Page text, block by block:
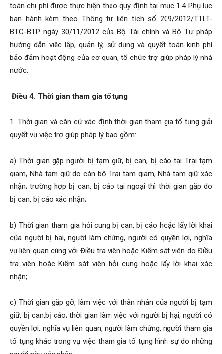
toán chi phí được thực hiện theo quy định tại mục 1.4 Phụ lục
ban hành kèm theo Thông tư liên tịch số 209/2012/TTLT-
BTC-BTP ngày 30/11/2012 của Bộ Tài chính và Bộ Tư pháp
hướng dẫn việc lập, quản lý, sử dụng và quyết toán kinh phí
bảo đảm hoạt động của cơ quan, tổ chức trợ giúp pháp lý nhà
nước.
Điều 4. Thời gian tham gia tố tụng
1. Thời gian và căn cứ xác định thời gian tham gia tố tụng giải
quyết vụ việc trợ giúp pháp lý bao gồm:
a) Thời gian gặp người bị tạm giữ, bị can, bị cáo tại Trại tạm
giam, Nhà tạm giữ do cán bộ Trại tạm giam, Nhà tạm giữ xác
nhận; trường hợp bị can, bị cáo tại ngoại thì thời gian gặp do
bị can, bị cáo xác nhận;
b) Thời gian tham gia hỏi cung bị can, bị cáo hoặc lấy lời khai
của người bị hại, người làm chứng, người có quyền lợi, nghĩa
vụ liên quan cùng với Điều tra viên hoặc Kiểm sát viên do Điều
tra viên hoặc Kiểm sát viên hỏi cung hoặc lấy lời khai xác
nhận;
c) Thời gian gặp gỡ, làm việc với thân nhân của người bị tạm
giữ, bị can,bị cáo; thời gian làm việc với người bị hại, người có
quyền lợi, nghĩa vụ liên quan, người làm chứng, người tham gia
tố tụng khác trong vụ việc tham gia tố tụng hình sự do những